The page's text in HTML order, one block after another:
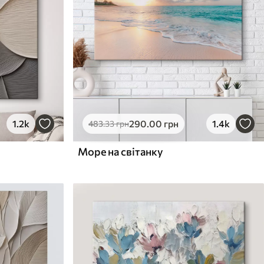
1.2k 483.33грн290.00 грн 1.4k
Море на світанку